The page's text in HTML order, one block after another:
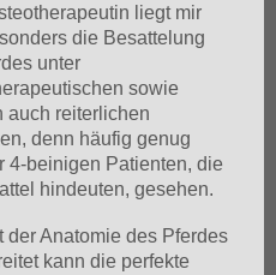
liegt mir
die Besattelung
unter
sowie
auch reiterlichen
denn häufig genug
4-beinigen Patienten, die
hindeuten, gesehen.
der Anatomie des Pferdes
kann die perfekte